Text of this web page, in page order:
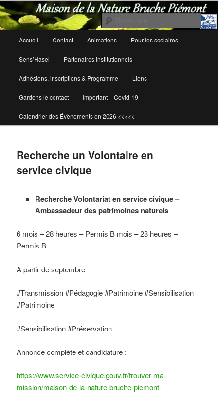
Aller
principal
Aller
secondaire
Accueil Contact Animations Pour les scolaires
Sens’Hasel Partenaires institutionnels
Adhésions, inscriptions & Programme Liens
Gardons le contact Important – Covid-19
Calendrier des Évènements en 2026 <<<<<
Recherche un Volontaire en
service civique
Recherche Volontariat en service civique –
Ambassadeur des patrimoines naturels
6 mois – 28 heures – Permis B mois – 28 heures –
Permis B
A partir de septembre
#Transmission #Pédagogie#Patrimoine#Sensibilisation
#Patrimoine
#Sensibilisation #Préservation
Annonce complète et candidature :
https://www.service-civique.gouv.fr/trouver-ma-
mission/maison-de-la-nature-bruche-piemont-